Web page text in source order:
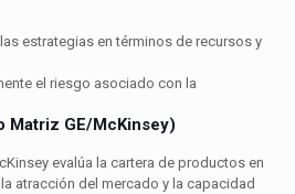
estrategias en términos de recursos y
el riesgo asociado con la
Matriz GE/McKinsey)
evalúa la cartera de productos en
atracción del mercado y la capacidad